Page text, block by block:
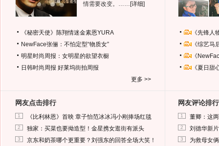
情需要改变。…… [详细]
《秘密天使》陈翔情迷金素恩YURA
NewFace张俪：不怕定型“物质女”
明星时尚周报：女明星的欲望衣橱
日韩时尚周报 好莱坞街拍周报
更多 >>
《先锋
《综艺
《
《夏日
网友点击排行
1 《比利林恩》首映 章子怡范冰冰冯小刚捧场红毯
2 独家：买菜也要拗造型！金星携女逛街有派头
3 京东和奶茶哪个更重要？刘强东的回答全场大笑！
网友评论排行
1 董卿：这
2 刘德华新
3 为救母女